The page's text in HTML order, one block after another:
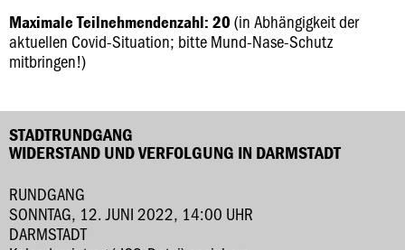
Maximale Teilnehmendenzahl: 20 (in Abhängigkeit der
aktuellen Covid-Situation; bitte Mund-Nase-Schutz
mitbringen!)
STADTRUNDGANG
WIDERSTAND UND VERFOLGUNG IN DARMSTADT
RUNDGANG
SONNTAG, 12. JUNI 2022, 14:00 UHR
DARMSTADT